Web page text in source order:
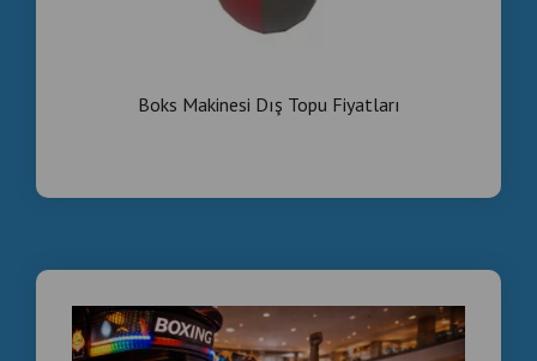
Boks Makinesi Dış Topu Fiyatları